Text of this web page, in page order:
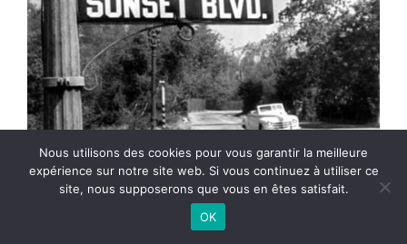
Nous utilisons des cookies pour vous garantir la meilleure
expérience sur notre site web. Si vous continuez à utiliser ce
site, nous supposerons que vous en êtes satisfait.
OK